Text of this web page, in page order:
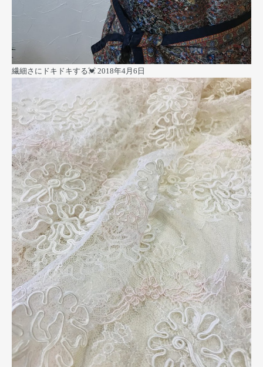
繊細さにドキドキする💓 2018年4月6日